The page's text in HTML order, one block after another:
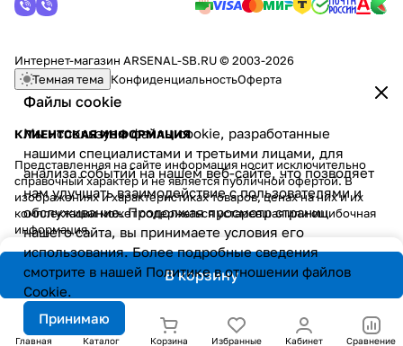
В корзину
Главная Каталог Корзина Избранные Кабинет Сравнение
Файлы cookie
Мы используем файлы cookie, разработанные
нашими специалистами и третьими лицами, для
анализа событий на нашем веб-сайте, что позволяет
нам улучшать взаимодействие с пользователями и
обслуживание. Продолжая просмотр страниц
нашего сайта, вы принимаете условия его
использования. Более подробные сведения
смотрите в нашей Политике в отношении файлов
Cookie.
Принимаю
Интернет-магазин ARSENAL-SB.RU © 2003-2026
Темная тема КонфиденциальностьОферта
КЛИЕНТСКАЯ ИНФОРМАЦИЯ
Представленная на сайте информация носит исключительно
справочный характер и не является публичной офертой. В
изображениях и характеристиках товаров, ценах на них и их
комплектации может содержаться устаревшая или ошибочная
информация.